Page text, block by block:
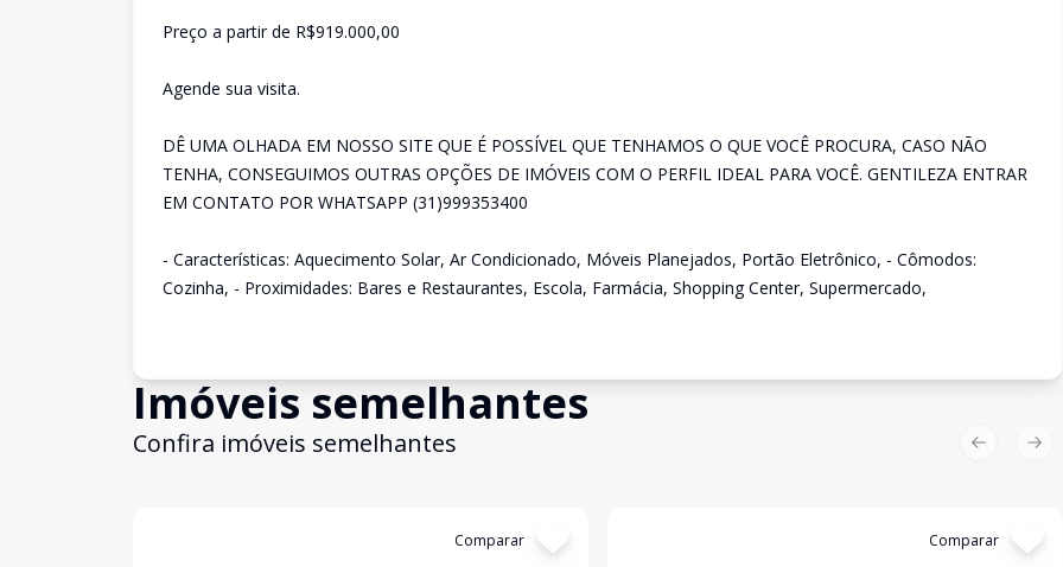
Preço a partir de R$919.000,00
Agende sua visita.
DÊ UMA OLHADA EM NOSSO SITE QUE É POSSÍVEL QUE TENHAMOS O QUE VOCÊ PROCURA, CASO NÃO
TENHA, CONSEGUIMOS OUTRAS OPÇÕES DE IMÓVEIS COM O PERFIL IDEAL PARA VOCÊ. GENTILEZA ENTRAR
EM CONTATO POR WHATSAPP (31)999353400
- Características: Aquecimento Solar, Ar Condicionado, Móveis Planejados, Portão Eletrônico, - Cômodos:
Cozinha, - Proximidades: Bares e Restaurantes, Escola, Farmácia, Shopping Center, Supermercado,
Imóveis semelhantes
Confira imóveis semelhantes
Comparar Comparar
Previous